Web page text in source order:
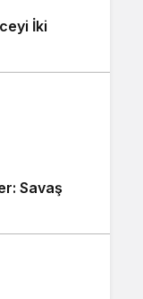
İki
Savaş